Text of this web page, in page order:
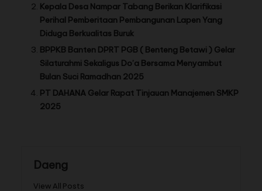
Kepala Desa Nampar Tabang Berikan Klarifikasi
Perihal Pemberitaan Pembangunan Lapen Yang
Diduga Berkualitas Buruk
BPPKB Banten DPRT PGB ( Benteng Betawi ) Gelar
Silaturahmi Sekaligus Do’a Bersama Menyambut
Bulan Suci Ramadhan 2025
PT DAHANA Gelar Rapat Tinjauan Manajemen SMKP
2025
Daeng
View All Posts